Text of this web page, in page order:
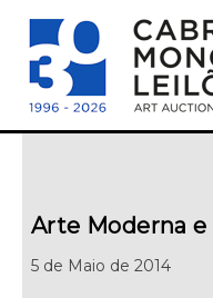
Arte Moderna
5 de Maio de 2014